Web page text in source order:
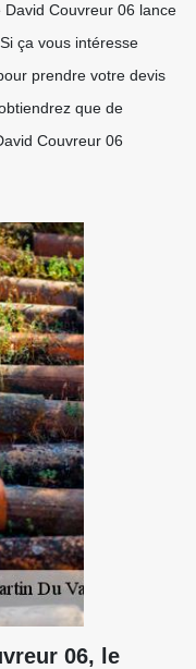
David Couvreur 06 lance
ça vous intéresse
prendre votre devis
que de
Couvreur 06
06, le